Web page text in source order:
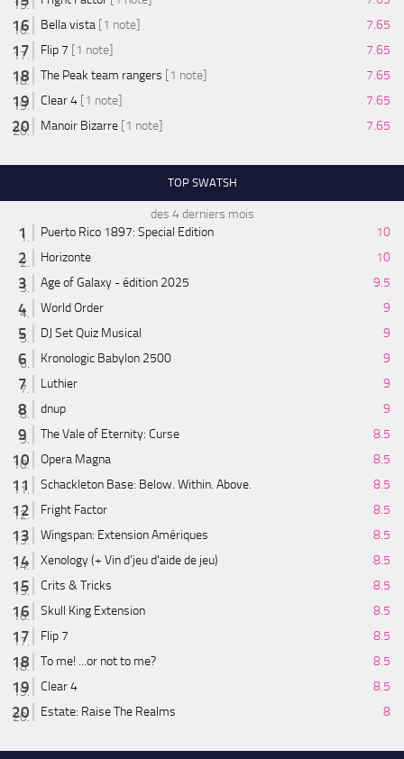
Bella vista [1 note]
7.65
Flip 7 [1 note]
7.65
The Peak team rangers [1 note]
7.65
Clear 4 [1 note]
7.65
Manoir Bizarre [1 note] 7.65
TOP SWATSH
des 4 derniers mois
Puerto Rico 1897: Special Edition
10
Horizonte
10
Age of Galaxy - édition 2025
9.5
World Order
9
DJ Set Quiz Musical
9
Kronologic Babylon 2500
9
Luthier
9
dnup
9
The Vale of Eternity: Curse
8.5
Opera Magna
8.5
Schackleton Base: Below. Within. Above.
8.5
Fright Factor
8.5
Wingspan: Extension Amériques
8.5
Xenology (+ Vin d'jeu d'aide de jeu)
8.5
Crits & Tricks
8.5
Skull King Extension
8.5
Flip 7
8.5
To me! ...or not to me?
8.5
Clear 4
8.5
Estate: Raise The Realms
8